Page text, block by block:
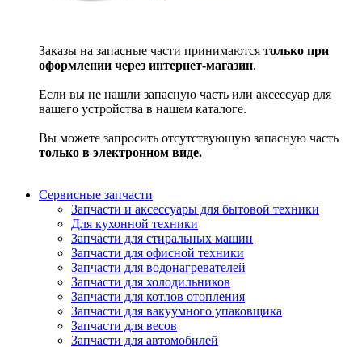
Заказы на запасные части принимаются только при
оформлении через интернет-магазин.
Если вы не нашли запасную часть или аксессуар для
вашего устройства в нашем каталоге.
Вы можете запросить отсутствующую запасную часть
только в электронном виде.
Сервисные запчасти
Запчасти и аксессуары для бытовой техники
Для кухонной техники
Запчасти для стиральных машин
Запчасти для офисной техники
Запчасти для водонагревателей
Запчасти для холодильников
Запчасти для котлов отопления
Запчасти для вакуумного упаковщика
Запчасти для весов
Запчасти для автомобилей